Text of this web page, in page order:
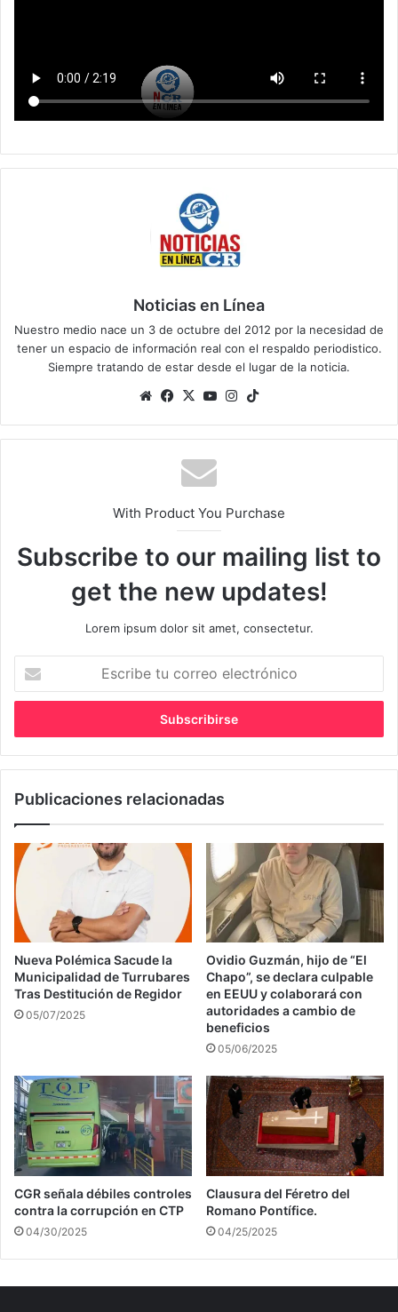
Noticias en Línea
Nuestro medio nace un 3 de octubre del 2012 por la necesidad de
tener un espacio de información real con el respaldo periodistico.
Siempre tratando de estar desde el lugar de la noticia.
SitioFacebook
X YouTubeInstagram
With Product You Purchase
Subscribe to our mailing list to
get the new updates!
Lorem ipsum dolor sit amet, consectetur.
correo
Publicaciones relacionadas
Nueva Polémica Sacude la
Municipalidad de Turrubares
Tras Destitución de Regidor
05/07/2025
Ovidio Guzmán, hijo de “El
Chapo”, se declara culpable
en EEUU y colaborará con
autoridades a cambio de
beneficios
05/06/2025
CGR señala débiles controles
contra la corrupción en CTP
04/30/2025
Clausura del Féretro del
Romano Pontífice.
04/25/2025